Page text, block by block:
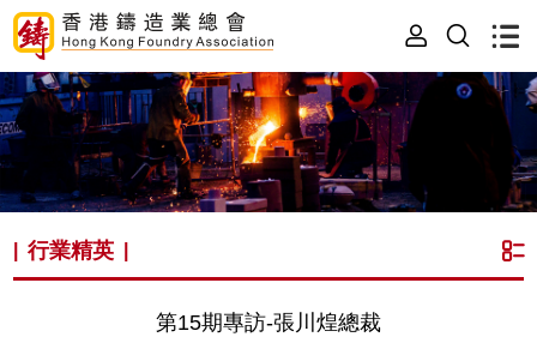
|行業精英
第15期專訪-張川煌總裁